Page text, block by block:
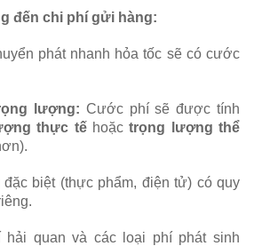
đến chi phí gửi hàng:
phát nhanh hỏa tốc sẽ có cước
lượng: Cước phí sẽ được tính
thực tếhoặctrọng lượng thể
đặc biệt (thực phẩm, điện tử) có quy
hải quan và các loại phí phát sinh